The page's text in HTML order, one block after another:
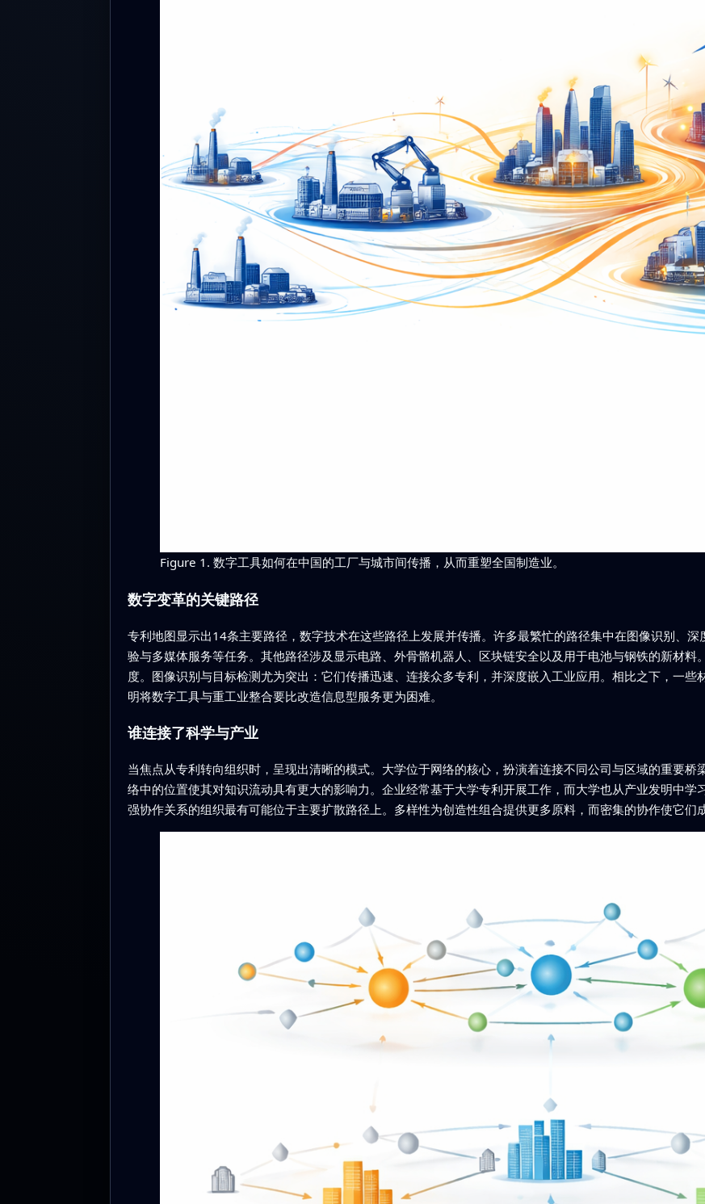
Figure 1. 数字工具如何在中国的工厂与城市间传播，从而重塑全国制造业。
数字变革的关键路径
专利地图显示出14条主要路径，数字技术在这些路径上发展并传播。许多最繁忙的路径集中在图像识别、
验与多媒体服务等任务。其他路径涉及显示电路、外骨骼机器人、区块链安全以及用于电池与钢铁的新材料
度。图像识别与目标检测尤为突出：它们传播迅速、连接众多专利，并深度嵌入工业应用。相比之下，一
明将数字工具与重工业整合要比改造信息型服务更为困难。
谁连接了科学与产业
当焦点从专利转向组织时，呈现出清晰的模式。大学位于网络的核心，扮演着连接不同公司与区域的重要
络中的位置使其对知识流动具有更大的影响力。企业经常基于大学专利开展工作，而大学也从产业发明中学
强协作关系的组织最有可能位于主要扩散路径上。多样性为创造性组合提供更多原料，而密集的协作使它们